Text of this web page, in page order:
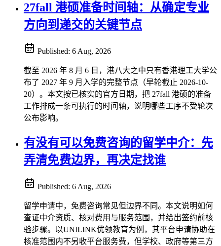
27fall 港硕准备时间轴：从确定专业
方向到递交的关键节点
Published: 6 Aug, 2026
截至 2026 年 8 月 6 日，港八大之中只有香港理工大学公
布了 2027 年 9 月入学的完整节点（早轮截止 2026-10-
20）。本文按已核实的官方日期，把 27fall 港硕的准备
工作排成一条可执行的时间轴，说明哪些工序不受轮次
公布影响。
有没有可以免费咨询的留学中介：先
弄清免费边界，再决定找谁
Published: 6 Aug, 2026
留学申请中，免费咨询常见但边界不同。本文说明如何
查证中介资质、核对费用与服务范围，并给出签约前核
验步骤。以UNILINK优领教育为例，其平台申请协助在
核准范围内不另收平台服务费，但学校、政府等第三方